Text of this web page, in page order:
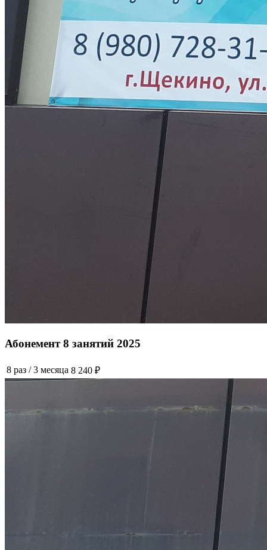
Абонемент 8 занятий 2025
8 раз /3 месяца 8 240 ₽